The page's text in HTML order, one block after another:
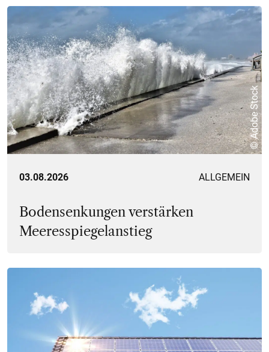
© Adobe Stock
03.08.2026 ALLGEMEIN
Bodensenkungen verstärken
Meeresspiegelanstieg